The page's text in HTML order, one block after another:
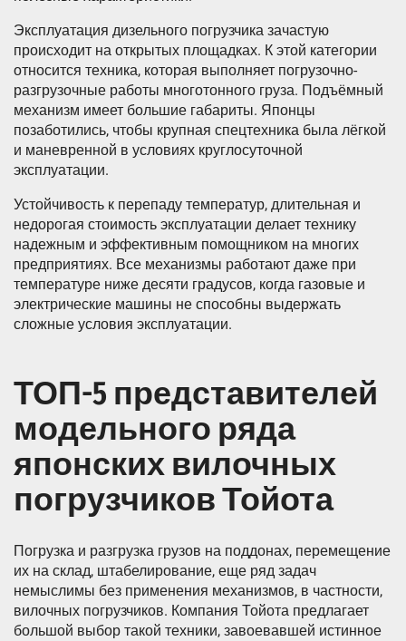
Эксплуатация дизельного погрузчика зачастую
происходит на открытых площадках. К этой категории
относится техника, которая выполняет погрузочно-
разгрузочные работы многотонного груза. Подъёмный
механизм имеет большие габариты. Японцы
позаботились, чтобы крупная спецтехника была лёгкой
и маневренной в условиях круглосуточной
эксплуатации.
Устойчивость к перепаду температур, длительная и
недорогая стоимость эксплуатации делает технику
надежным и эффективным помощником на многих
предприятиях. Все механизмы работают даже при
температуре ниже десяти градусов, когда газовые и
электрические машины не способны выдержать
сложные условия эксплуатации.
ТОП-5 представителей
модельного ряда
японских вилочных
погрузчиков Тойота
Погрузка и разгрузка грузов на поддонах, перемещение
их на склад, штабелирование, еще ряд задач
немыслимы без применения механизмов, в частности,
вилочных погрузчиков. Компания Тойота предлагает
большой выбор такой техники, завоевавшей истинное